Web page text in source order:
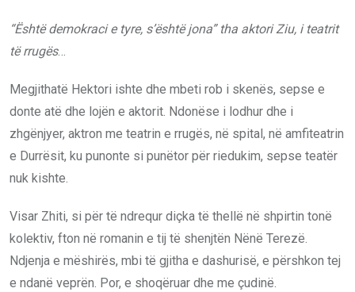
“Është demokraci e tyre, s’është jona” tha aktori Ziu, i teatrit
të rrugës…
Megjithatë Hektori ishte dhe mbeti rob i skenës, sepse e
donte atë dhe lojën e aktorit. Ndonëse i lodhur dhe i
zhgënjyer, aktron me teatrin e rrugës, në spital, në amfiteatrin
e Durrësit, ku punonte si punëtor për riedukim, sepse teatër
nuk kishte.
Visar Zhiti, si për të ndrequr diçka të thellë në shpirtin tonë
kolektiv, fton në romanin e tij të shenjtën Nënë Terezë.
Ndjenja e mëshirës, mbi të gjitha e dashurisë, e përshkon tej
e ndanë veprën. Por, e shoqëruar dhe me çudinë.